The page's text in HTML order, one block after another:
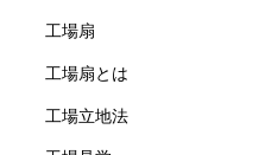
工場扇
工場扇とは
工場立地法